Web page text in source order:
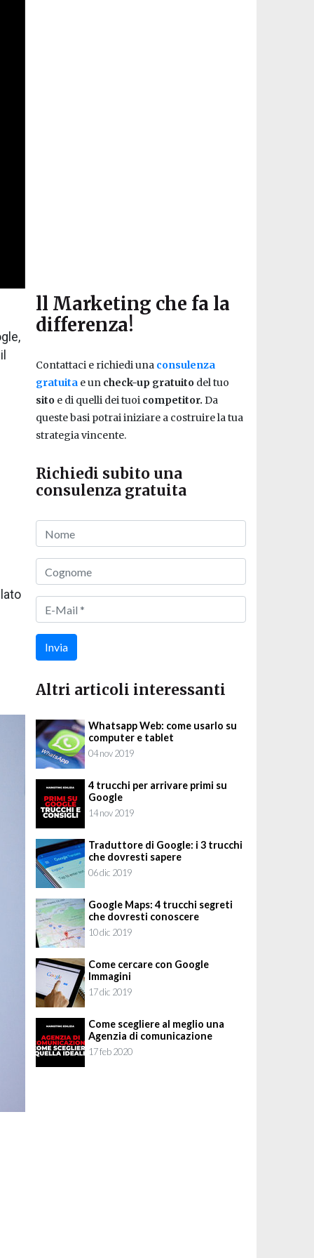
ll Marketing che fa la
differenza!
Contattaci e richiedi una consulenza
gratuita e un check-up gratuito del tuo
sito e di quelli dei tuoi competitor. Da
queste basi potrai iniziare a costruire la tua
strategia vincente.
Richiedi subito una
consulenza gratuita
Invia
Altri articoli interessanti
Whatsapp Web: come usarlo su
computer e tablet
04 nov 2019
4 trucchi per arrivare primi su
Google
14 nov 2019
Traduttore di Google: i 3 trucchi
che dovresti sapere
06 dic 2019
Google Maps: 4 trucchi segreti
che dovresti conoscere
10 dic 2019
Come cercare con Google
Immagini
17 dic 2019
Come scegliere al meglio una
Agenzia di comunicazione
17 feb 2020